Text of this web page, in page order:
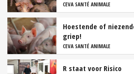
CEVA SANTÉ ANIMALE
Hoestende of
griep!
CEVA SANTÉ ANIMALE
R staat voor Risico